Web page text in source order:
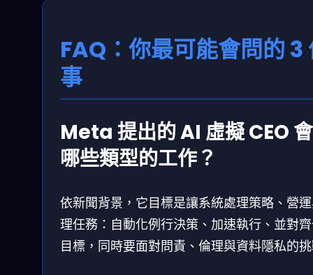
FAQ：你最可能會問的 3
事
Meta 提出的 AI 虛擬 CEO
哪些類型的工作？
依新聞背景，它目標是讓系統處理策略、營
理任務：自動化例行決策、加速執行、並對
目標，同時要面對問責、倫理與資料隱私的